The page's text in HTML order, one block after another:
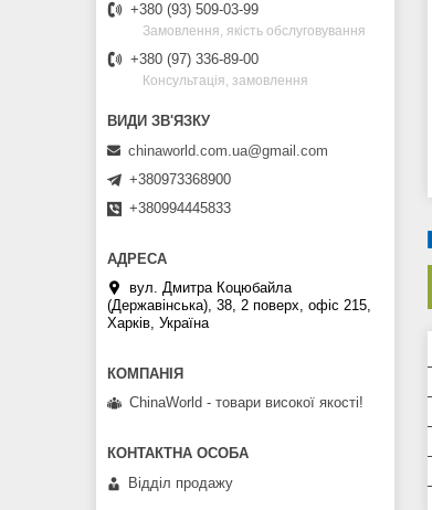
+380 (93) 509-03-99
Замовлення, якість обслуговування
+380 (97) 336-89-00
Консультація, замовлення
chinaworld.com.ua@gmail.com
+380973368900
+380994445833
вул. Дмитра Коцюбайла
(Державінська), 38, 2 поверх, офіс 215,
Харків, Україна
ChinaWorld - товари високої якості!
Відділ продажу